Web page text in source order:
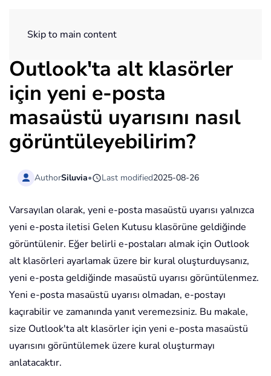
Skip to main content
Outlook'ta alt klasörler
için yeni e-posta
masaüstü uyarısını nasıl
görüntüleyebilirim?
AuthorSiluvia• Last modified2025-08-26
Varsayılan olarak, yeni e-posta masaüstü uyarısı yalnızca
yeni e-posta iletisi Gelen Kutusu klasörüne geldiğinde
görüntülenir. Eğer belirli e-postaları almak için Outlook
alt klasörleri ayarlamak üzere bir kural oluşturduysanız,
yeni e-posta geldiğinde masaüstü uyarısı görüntülenmez.
Yeni e-posta masaüstü uyarısı olmadan, e-postayı
kaçırabilir ve zamanında yanıt veremezsiniz. Bu makale,
size Outlook'ta alt klasörler için yeni e-posta masaüstü
uyarısını görüntülemek üzere kural oluşturmayı
anlatacaktır.